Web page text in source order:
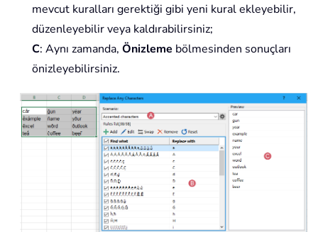
mevcut kuralları gerektiği gibi yeni kural ekleyebilir,
düzenleyebilir veya kaldırabilirsiniz;
C: Aynı zamanda, Önizleme bölmesinden sonuçları
önizleyebilirsiniz.